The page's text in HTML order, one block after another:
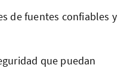
de fuentes confiables y
que puedan